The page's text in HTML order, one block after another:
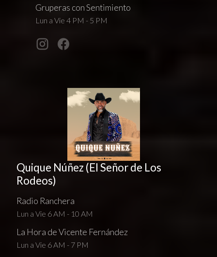
Gruperas con Sentimiento
Lun a Vie 4 PM - 5 PM
Quique Núñez (El Señor de Los
Rodeos)
Radio Ranchera
Lun a Vie 6 AM - 10 AM
La Hora de Vicente Fernández
Lun a Vie 6 AM - 7 PM